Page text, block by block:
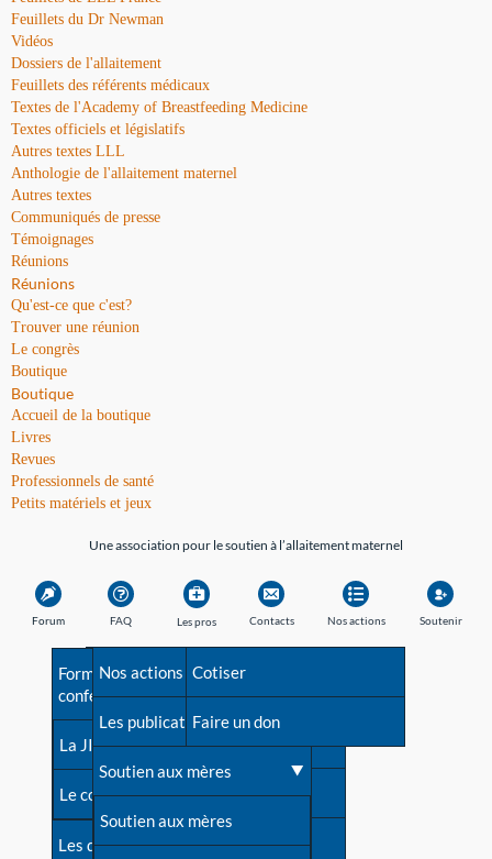
Feuillets du Dr Newman
Vidéos
Dossiers de l'allaitement
Feuillets des référents médicaux
Textes de l'Academy of Breastfeeding Medicine
Textes officiels et législatifs
Autres textes LLL
Anthologie de l'allaitement maternel
Autres textes
Communiqués de presse
Témoignages
Réunions
Réunions
Qu'est-ce que c'est?
Trouver une réunion
Le congrès
Boutique
Boutique
Accueil de la boutique
Livres
Revues
Professionnels de santé
Petits matériels et jeux
Une association pour le soutien à l’allaitement maternel
Forum FAQ
Avant la naissance
Les débuts
Une difficulté d'allaitement ?
Cas particuliers
Les pros
Formations et
conférences
La JIA
Le congrès
Les dossiers de l'allaitement
Contacts
Besoin d'aide?
Répertoire de tous les
contacts
Contact presse
Dossier de presse
Nos actions
Nos actions
Les publications
Soutien aux mères
Soutien aux mères
Soutenir
Cotiser
Faire un don